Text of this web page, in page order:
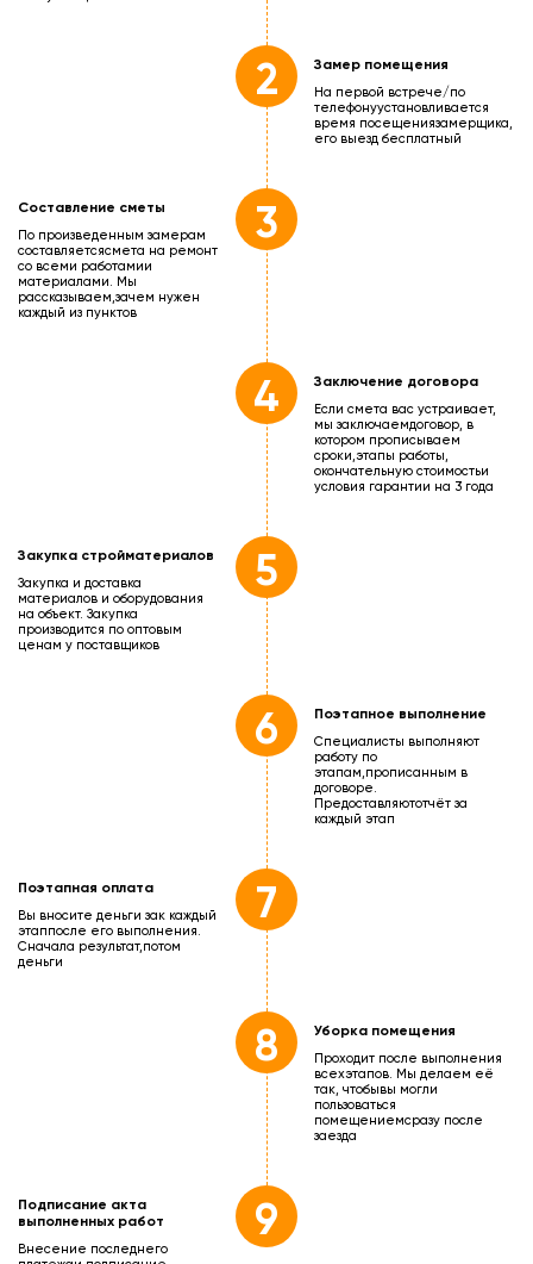
Замер помещения
На первой встрече/по
телефонуустановливается
время посещениязамерщика,
его выезд бесплатный
2
Составление сметы
По произведенным замерам
составляетсясмета на ремонт
со всеми работамии
материалами. Мы
рассказываем,зачем нужен
каждый из пунктов
3
Заключение договора
Если смета вас устраивает,
мы заключаемдоговор, в
котором прописываем
сроки,этапы работы,
окончательную стоимостьи
условия гарантии на 3 года
4
Закупка стройматериалов
Закупка и доставка
материалов и оборудования
на объект. Закупка
производится по оптовым
ценам у поставщиков
5
Поэтапное выполнение
Специалисты выполняют
работу по
этапам,прописанным в
договоре.
Предоставляютотчёт за
каждый этап
6
Поэтапная оплата
Вы вносите деньги зак каждый
этаппосле его выполнения.
Сначала результат,потом
деньги
7
Уборка помещения
Проходит после выполнения
всехэтапов. Мы делаем её
так, чтобывы могли
пользоваться
помещениемсразу после
заезда
8
Подписание акта
выполненных работ
Внесение последнего
9